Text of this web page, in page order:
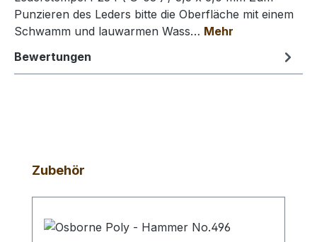
Punzieren des Leders bitte die Oberfläche mit einem
Schwamm und lauwarmen Wass… Mehr
Bewertungen
Produktgalerie überspringen
Zubehör